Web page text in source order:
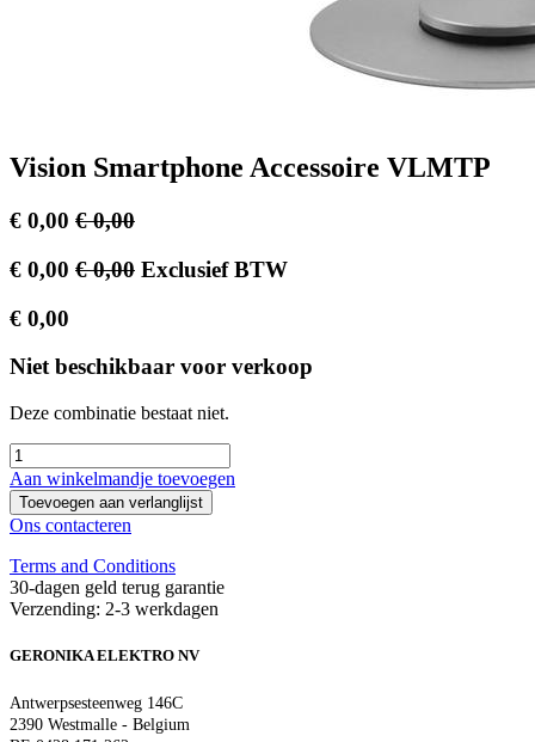
Vision Smartphone Accessoire VLMTP
€ 0,00 €0,00
€ 0,00 €0,00 Exclusief BTW
€ 0,00
Niet beschikbaar voor verkoop
Deze combinatie bestaat niet.
Aan winkelmandje toevoegen
Toevoegen aan verlanglijst
Ons contacteren
Terms and Conditions
30-dagen geld terug garantie
Verzending: 2-3 werkdagen
GERONIKA ELEKTRO NV
Antwerpsesteenweg 146C
2390 Westmalle - Belgium